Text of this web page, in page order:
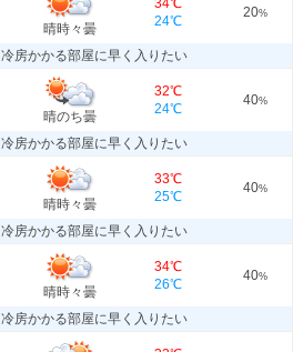
晴時々曇
34℃
24℃
20%
冷房かかる部屋に早く入りたい
晴のち曇
32℃
24℃
40%
冷房かかる部屋に早く入りたい
晴時々曇
33℃
25℃
40%
冷房かかる部屋に早く入りたい
晴時々曇
34℃
26℃
40%
冷房かかる部屋に早く入りたい